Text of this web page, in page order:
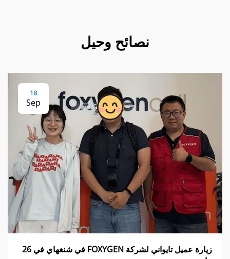
نصائح وحيل
18
Sep
زيارة عميل تايواني لشركة FOXYGEN في شنغهاي في 26